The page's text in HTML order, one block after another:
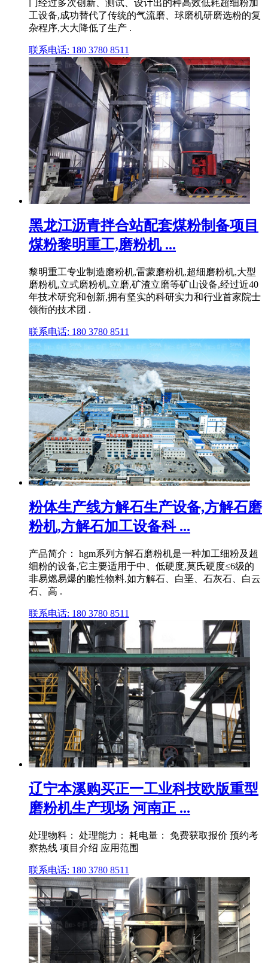
门经过多次创新、测试、设计出的种高效低耗超细粉加
工设备,成功替代了传统的气流磨、球磨机研磨选粉的复
杂程序,大大降低了生产 .
联系电话: 180 3780 8511
黑龙江沥青拌合站配套煤粉制备项目
煤粉黎明重工,磨粉机 ...
黎明重工专业制造磨粉机,雷蒙磨粉机,超细磨粉机,大型
磨粉机,立式磨粉机,立磨,矿渣立磨等矿山设备,经过近40
年技术研究和创新,拥有坚实的科研实力和行业首家院士
领衔的技术团 .
联系电话: 180 3780 8511
粉体生产线方解石生产设备,方解石磨
粉机,方解石加工设备科 ...
产品简介： hgm系列方解石磨粉机是一种加工细粉及超
细粉的设备,它主要适用于中、低硬度,莫氏硬度≤6级的
非易燃易爆的脆性物料,如方解石、白垩、石灰石、白云
石、高 .
联系电话: 180 3780 8511
辽宁本溪购买正一工业科技欧版重型
磨粉机生产现场 河南正 ...
处理物料： 处理能力： 耗电量： 免费获取报价 预约考
察热线 项目介绍 应用范围
联系电话: 180 3780 8511